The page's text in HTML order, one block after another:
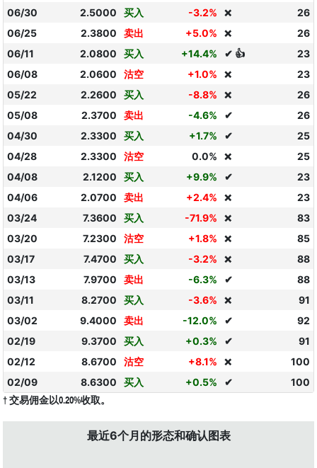
06/30
2.5000 买入 -3.2% ❌
26
06/25
2.3800 卖出 +5.0% ❌
26
06/11
2.0800 买入 +14.4% ✔ 👍
23
06/08
2.0600 沽空 +1.0% ❌
23
05/22
2.2600 买入 -8.8% ❌
26
05/08
2.3700 卖出 -4.6% ✔
26
04/30
2.3300 买入 +1.7% ✔
25
04/28
2.3300 沽空 0.0% ❌
25
04/08
2.1200 买入 +9.9% ✔
23
04/06
2.0700 卖出 +2.4% ❌
23
03/24
7.3600 买入 -71.9% ❌
83
03/20
7.2300 沽空 +1.8% ❌
85
03/17
7.4700 买入 -3.2% ❌
88
03/13
7.9700 卖出 -6.3% ✔
88
03/11
8.2700 买入 -3.6% ❌
91
03/02
9.4000 卖出 -12.0% ✔
92
02/19
9.3700 买入 +0.3% ✔
91
02/12
8.6700 沽空 +8.1% ❌
100
02/09
8.6300 买入 +0.5% ✔ 100
† 交易佣金以0.20%收取。
最近6个月的形态和确认图表